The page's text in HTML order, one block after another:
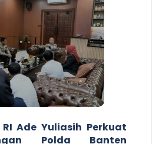
Ade Yuliasih Perkuat
Polda Banten